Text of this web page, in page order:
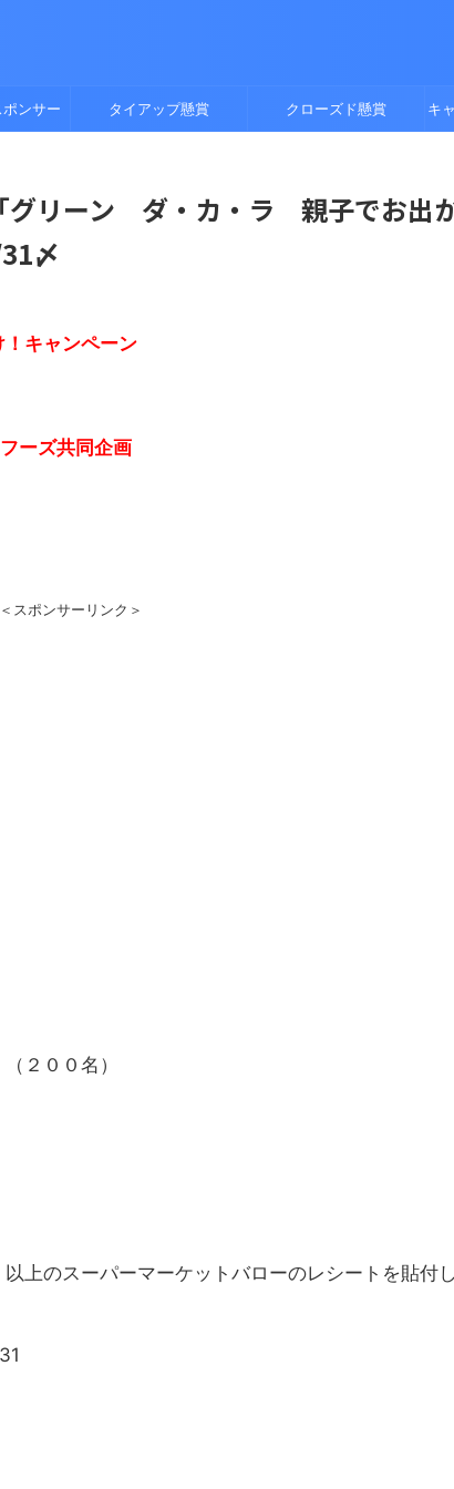
ンサー タイアップ懸賞 クローズド懸賞 キ
グリーン ダ・カ・ラ 親子でお出
〆
キャンペーン
ーズ共同企画
＜スポンサーリンク＞
２００名）
上のスーパーマーケットバローのレシートを貼付し